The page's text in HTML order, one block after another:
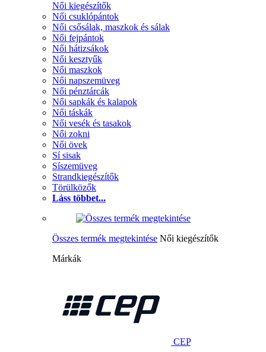
Női kiegészítők
Női csuklópántok
Női csősálak, maszkok és sálak
Női fejpántok
Női hátizsákok
Női kesztyűk
Női maszkok
Női napszemüveg
Női pénztárcák
Női sapkák és kalapok
Női táskák
Női vesék és tasakok
Női zokni
Női övek
Sí sisak
Síszemüveg
Strandkiegészítők
Törülközők
Láss többet...
Összes termék megtekintése Női kiegészítők
Márkák
CEP